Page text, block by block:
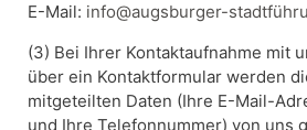
E-Mail: info@augsburger-
(3) Bei Ihrer Kontaktaufnahme mit
über ein Kontaktformular werden
mitgeteilten Daten (Ihre E-Mail-
und Ihre Telefonnummer) von uns